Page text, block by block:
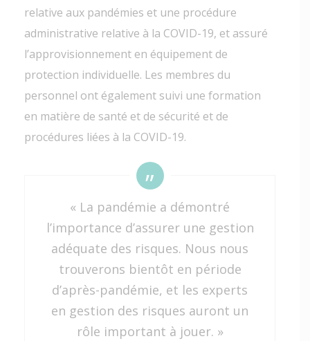
relative aux pandémies et une procédure
administrative relative à la COVID-19, et assuré
l’approvisionnement en équipement de
protection individuelle. Les membres du
personnel ont également suivi une formation
en matière de santé et de sécurité et de
procédures liées à la COVID-19.
« La pandémie a démontré
l’importance d’assurer une gestion
adéquate des risques. Nous nous
trouverons bientôt en période
d’après-pandémie, et les experts
en gestion des risques auront un
rôle important à jouer. »